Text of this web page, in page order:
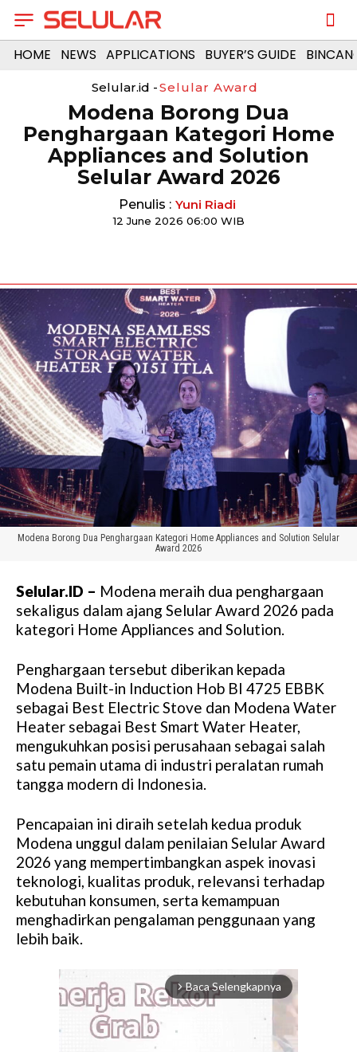
HOME NEWS APPLICATIONS BUYER’S GUIDE
Selular.id -Selular Award
Modena Borong Dua
Penghargaan Kategori Home
Appliances and Solution
Selular Award 2026
Penulis : Yuni Riadi
12 June 2026 06:00 WIB
Modena Borong Dua Penghargaan Kategori Home Appliances and Solution Selular
Award 2026
Selular.ID – Modena meraih dua penghargaan
sekaligus dalam ajang Selular Award 2026 pada
kategori Home Appliances and Solution.
Penghargaan tersebut diberikan kepada
Modena Built-in Induction Hob BI 4725 EBBK
sebagai Best Electric Stove dan Modena Water
Heater sebagai Best Smart Water Heater,
mengukuhkan posisi perusahaan sebagai salah
satu pemain utama di industri peralatan rumah
tangga modern di Indonesia.
Pencapaian ini diraih setelah kedua produk
Modena unggul dalam penilaian Selular Award
2026 yang mempertimbangkan aspek inovasi
teknologi, kualitas produk, relevansi terhadap
kebutuhan konsumen, serta kemampuan
menghadirkan pengalaman penggunaan yang
lebih baik.
arrow_forward_ios Baca Selengkapnya